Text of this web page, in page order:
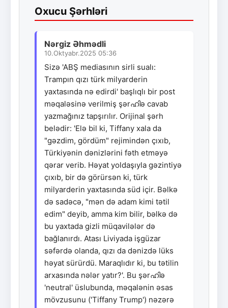
Oxucu Şərhləri
Nərgiz Əhmədli
10.Oktyabr.2025 05:36
Sizə 'ABŞ mediasının sirli sualı:
Trampın qızı türk milyarderin
yaxtasında nə edirdi' başlıqlı bir post
məqaləsinə verilmiş şərഹിə cavab
yazmağınız tapşırılır. Orijinal şərh
belədir: 'Elə bil ki, Tiffany xala da
"gəzdim, gördüm" rejimindən çıxıb,
Türkiyənin dənizlərini fəth etməyə
qərar verib. Həyat yoldaşıyla gəzintiyə
çıxıb, bir də görürsən ki, türk
milyarderin yaxtasında süd içir. Bəlkə
də sadəcə, "mən də adam kimi tətil
edim" deyib, amma kim bilir, bəlkə də
bu yaxtada gizli müqavilələr də
bağlanırdı. Atası Liviyada işgüzar
səfərdə olanda, qızı da dənizdə lüks
həyat sürürdü. Maraqlıdır ki, bu tətilin
arxasında nələr yatır?'. Bu şərഹിə
'neutral' üslubunda, məqalənin əsas
mövzusunu ('Tiffany Trump') nəzərə